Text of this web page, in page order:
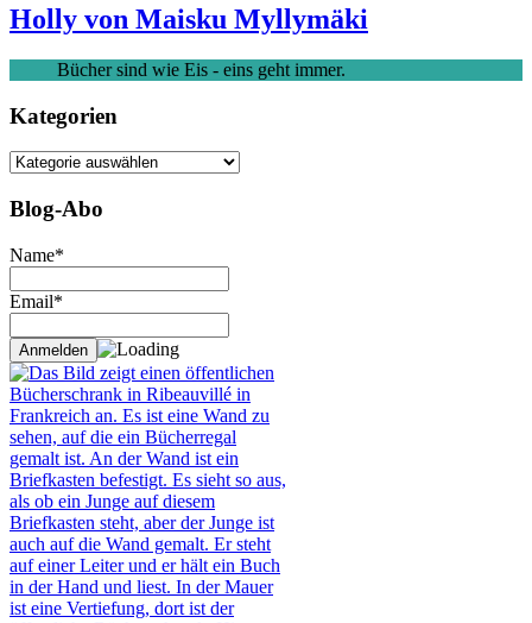
Holly von Maisku Myllymäki
Bücher sind wie Eis - eins geht immer.
Kategorien
Kategorien
Blog-Abo
Name*
Email*